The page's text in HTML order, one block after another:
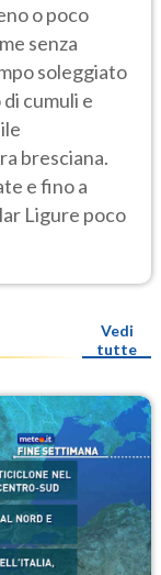
o poco
senza
soleggiato
cumuli e
bresciana.
e fino a
Ligure poco
Vedi
tutte